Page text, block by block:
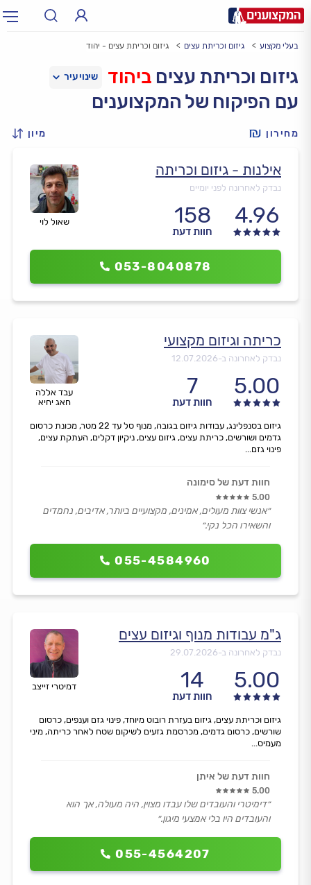
עירעיר: תל אביב, חיפה…
בעלי מקצוע גיזום וכריתת עצים גיזום וכריתת עצים - יהוד
גיזום וכריתת עצים ביהוד
עם הפיקוח של המקצוענים
מחירון מיון
שאול לוי
אילנות - גיזום וכריתה
נבדק לאחרונה לפני יומיים
4.96
158
חוות דעת
053-8040878
עבד אללה
חאג יחיא
כריתה וגיזום מקצועי
נבדק לאחרונה ב-12.07.2026
5.00
7
חוות דעת
055-4584960
גיזום בסנפלינג, עבודות גיזום בגובה, מנוף סל עד 22 מטר, מכונת כרסום
גדמים ושורשים, כריתת עצים, גיזום עצים, ניקיון דקלים, העתקת עצים,
פינוי גזם...
חוות דעת של סימונה
5.00
״אנשי צוות מעולים, אמינים, מקצועיים ביותר, אדיבים, נחמדים
והשאירו הכל נקי.״
דמיטרי זייצב
ג"מ עבודות מנוף וגיזום עצים
נבדק לאחרונה ב-29.07.2026
5.00
14
חוות דעת
055-4564207
גיזום וכריתת עצים, גיזום בעזרת רובוט מיוחד, פינוי גזם וענפים, כרסום
שורשים, כרסום גדמים, מכרסמת גזעים לשיקום שטח לאחר כריתה, מיני
מעמיס...
חוות דעת של איתן
5.00
״דימיטרי והעובדים שלו עבדו מצוין, היה מעולה, אך הוא
והעובדים היו בלי אמצעי מיגון.״